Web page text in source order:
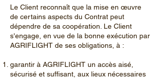
Le Client reconnaît que la mise en œuvre
de certains aspects du Contrat peut
dépendre de sa coopération. Le Client
s'engage, en vue de la bonne exécution par
AGRIFLIGHT de ses obligations, à :
garantir à AGRIFLIGHT un accès aisé,
sécurisé et suffisant, aux lieux nécessaires